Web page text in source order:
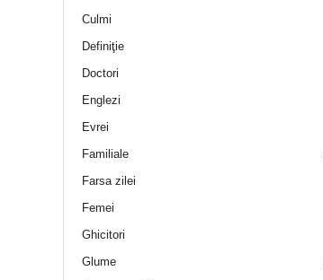
Culmi
Definiţie
Doctori
Englezi
Evrei
Familiale
Farsa zilei
Femei
Ghicitori
Glume